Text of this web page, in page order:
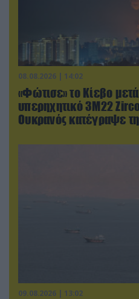
08.08.2026 | 14:02
«Φώτισε» το Κίεβο
υπερηχητικό 3M22
Ουκρανός κατέγραψε
09.08.2026 | 13:02